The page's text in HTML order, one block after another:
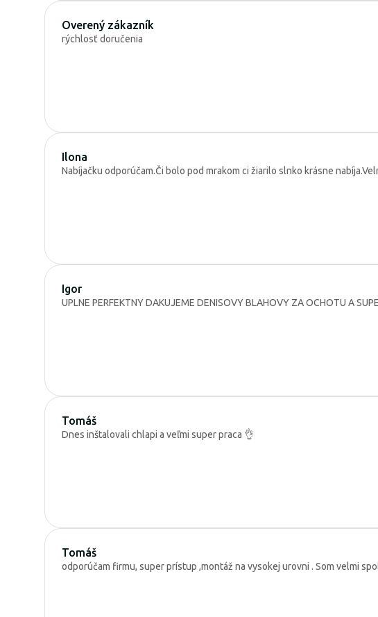
Overený zákazník
rýchlosť doručenia
Ilona
Nabíjačku odporúčam.Či bolo pod mrakom ci žiarilo slnko krásne
Igor
UPLNE PERFEKTNY DAKUJEME DENISOVY BLAHOVY ZA OCHOTU A
Tomáš
Dnes inštalovali chlapi a veľmi super praca 👌
Tomáš
odporúčam firmu, super prístup ,montáž na vysokej urovni . Som velmi